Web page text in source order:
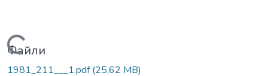
Файли
1981_211___1.pdf(25,62 MB)